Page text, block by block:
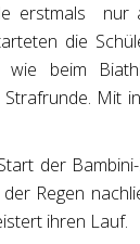
erstmals nur
die
wie beim
Strafrunde. Mit
der
Regen
ihren Lauf.